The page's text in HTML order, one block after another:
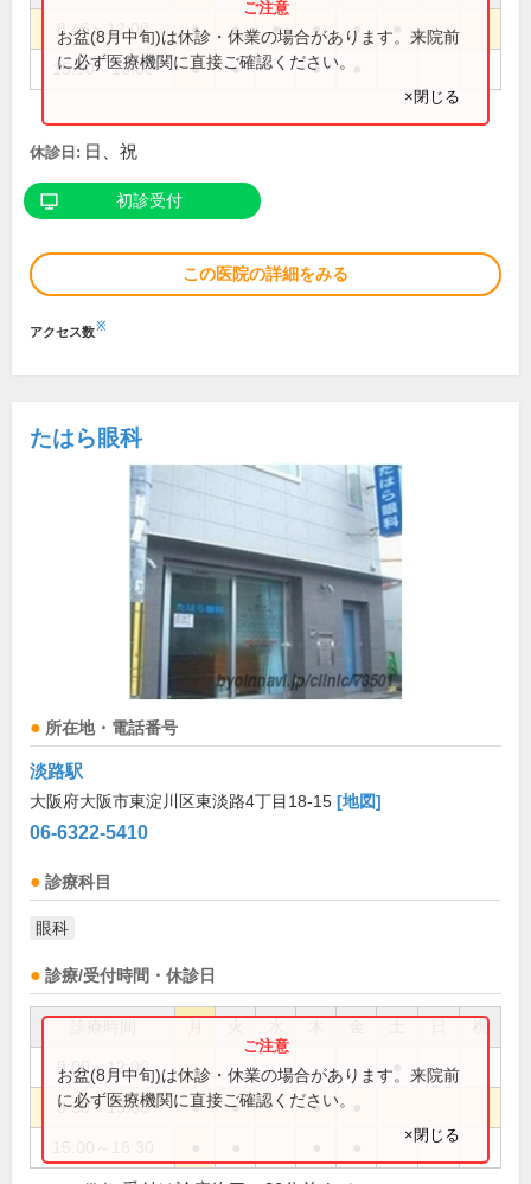
8:45～12:00 ● ● ● ● ●
15:00～18:00 ● ● ●
お盆(8月中旬)は休診・休業の場合があります。来院前
に必ず医療機関に直接ご確認ください。
×閉じる
休診日: 日、祝
初診受付
この医院の詳細をみる
アクセス数※
たはら眼科
所在地・電話番号
淡路駅
大阪府大阪市東淀川区東淡路4丁目18-15 [地図]
06-6322-5410
診療科目
眼科
診療/受付時間・休診日
祝
9:00～12:00
9:30～13:00 ● ● ●
お盆(8月中旬)は休診・休業の場合があります。来院前
に必ず医療機関に直接ご確認ください。
×閉じる